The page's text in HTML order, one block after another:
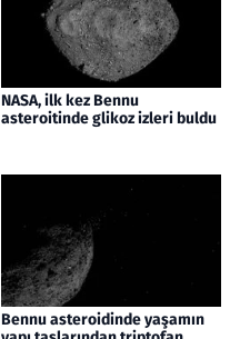
NASA, ilk kez Bennu
asteroitinde glikoz izleri buldu
Bennu asteroidinde yaşamın